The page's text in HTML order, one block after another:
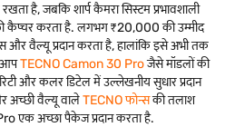
है, जबकि शार्प कैमरा सिस्टम प्रभावशाली
कैप्चर करता है. लगभग ₹20,000 की उम्मीद
वैल्यू प्रदान करता है, हालांकि इसे अभी तक
आपTECNO Camon 30 Proजैसे मॉडलों की
और कलर डिटेल में उल्लेखनीय सुधार प्रदान
अच्छी वैल्यू वालेTECNO फोन्सकी तलाश
एक अच्छा पैकेज प्रदान करता है.